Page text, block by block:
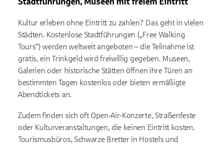
Kultur erleben ohne Eintritt zu zahlen? Das geht in vielen
Städten. Kostenlose Stadtführungen („Free Walking
Tours“) werden weltweit angeboten – die Teilnahme ist
gratis, ein Trinkgeld wird freiwillig gegeben. Museen,
Galerien oder historische Stätten öffnen ihre Türen an
bestimmten Tagen kostenlos oder bieten ermäßigte
Abendtickets an.
Zudem finden sich oft Open-Air-Konzerte, Straßenfeste
oder Kulturveranstaltungen, die keinen Eintritt kosten.
Tourismusbüros, Schwarze Bretter in Hostels und